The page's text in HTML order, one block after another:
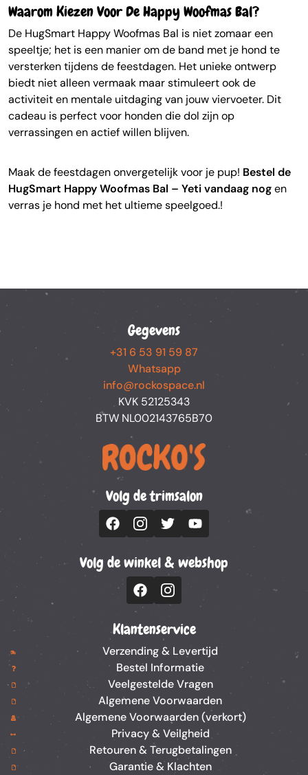
Waarom Kiezen Voor De Happy Woofmas Bal?
De HugSmart Happy Woofmas Bal is niet zomaar een
speeltje; het is een manier om de band met je hond te
versterken tijdens de feestdagen. Het unieke ontwerp
biedt niet alleen vermaak maar stimuleert ook de
activiteit en mentale uitdaging van jouw viervoeter. Dit
cadeau is perfect voor honden die dol zijn op
verrassingen en actief willen blijven.
Maak de feestdagen onvergetelijk voor je pup! Bestel de
HugSmart Happy Woofmas Bal – Yeti vandaag nogen
verras je hond met het ultieme speelgoed.!
Gegevens
+31 6 53 91 59 87
Whatsapp
info@rockospace.nl
KVK 52125343
BTW NL002143765B70
Volg de trimsalon
Volg de winkel & webshop
Klantenservice
Verzending & Levertijd
Bestel Informatie
Veelgestelde Vragen
Algemene Voorwaarden
Algemene Voorwaarden (verkort)
Privacy & Veilgheid
Retouren & Terugbetalingen
Garantie & Klachten